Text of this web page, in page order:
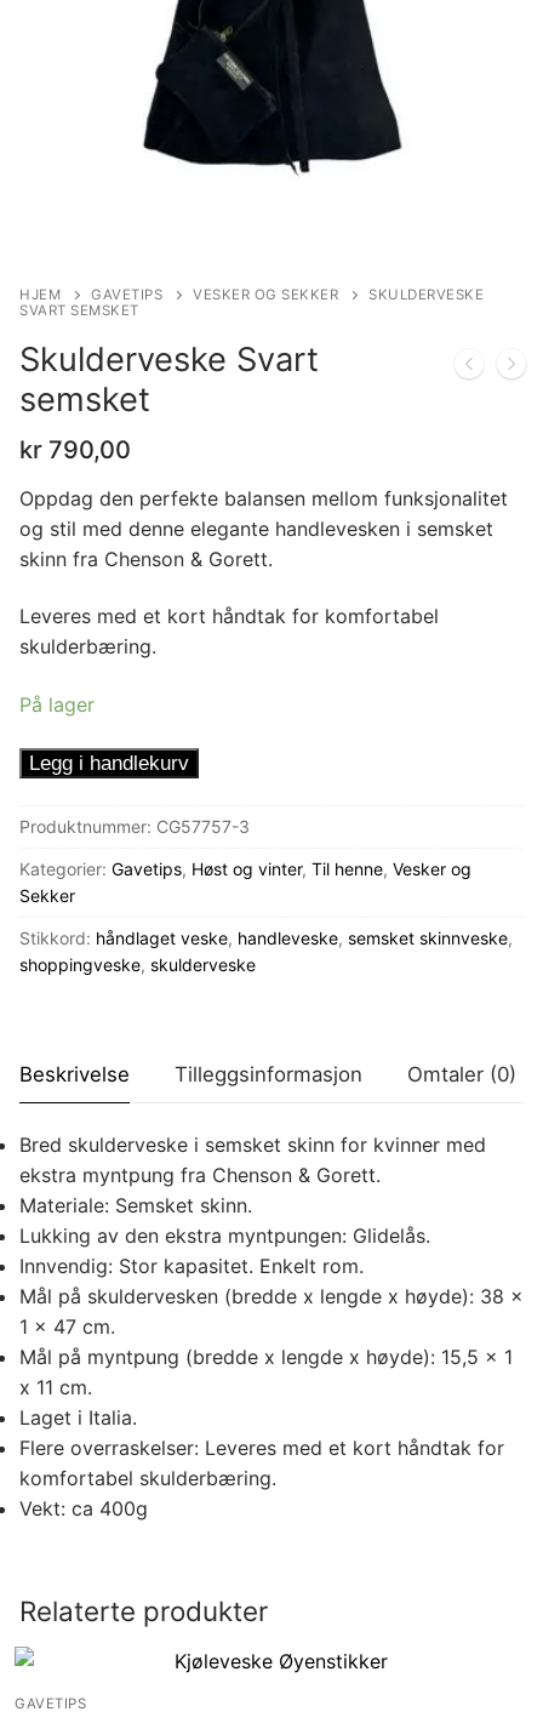
HJEM GAVETIPS VESKER OG SEKKER
SKULDERVESKE
SVART SEMSKET
Skulderveske Svart
semsket
kr 790,00
Oppdag den perfekte balansen mellom funksjonalitet
og stil med denne elegante handlevesken i semsket
skinn fra Chenson & Gorett.
Leveres med et kort håndtak for komfortabel
skulderbæring.
På lager
Skulderveske
semsket
Legg i handlekurv
Produktnummer: CG57757-3
Kategorier: Gavetips, Høst og vinter, Til henne, Vesker og
Sekker
Stikkord: håndlaget veske, handleveske, semsket skinnveske,
shoppingveske, skulderveske
Beskrivelse Tilleggsinformasjon Omtaler (0)
Bred skulderveske i semsket skinn for kvinner med
ekstra myntpung fra Chenson & Gorett.
Materiale: Semsket skinn.
Lukking av den ekstra myntpungen: Glidelås.
Innvendig: Stor kapasitet. Enkelt rom.
Mål på skuldervesken (bredde x lengde x høyde): 38 x
1 x 47 cm.
Mål på myntpung (bredde x lengde x høyde): 15,5 x 1
x 11 cm.
Laget i Italia.
Flere overraskelser: Leveres med et kort håndtak for
komfortabel skulderbæring.
Vekt: ca 400g
Relaterte produkter
GAVETIPS